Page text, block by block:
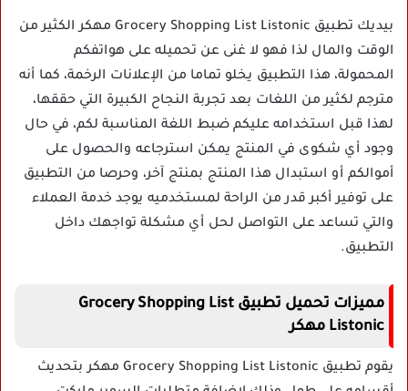
بيديك تطبيق Grocery Shopping List Listonic مهكر الكثير من
الوقت والمال لذا فهو لا غنى عن تحميله على هواتفكم
المحمولة، هذا التطبيق يخلو تماما من الإعلانات الرخمة، كما أنه
مترجم لكثير من اللغات بعد تجربة النجاح الكبيرة التي حققها،
لهذا قبل استخدامه عليكم ضبط اللغة المناسبة لكم، في حال
وجود أي شكوى في المنتج يمكن استرجاعه والحصول على
أموالكم أو استبدال هذا المنتج بمنتج آخر، وحرصا من التطبيق
على توفير أكبر قدر من الراحة لمستخدميه يوجد خدمة العملاء
والتي تساعد على التواصل لحل أي مشكلة تواجهك داخل
التطبيق.
مميزات تحميل تطبيق Grocery Shopping List
Listonic مهكر
يقوم تطبيق Grocery Shopping List Listonic مهكر بتحديث